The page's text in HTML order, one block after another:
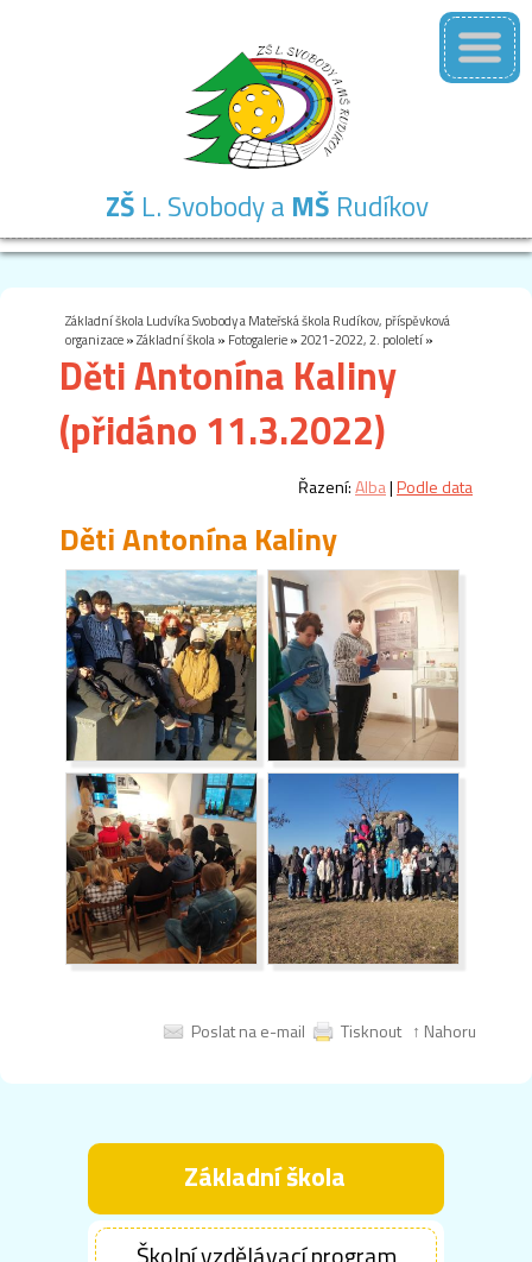
ZŠ L. Svobody a MŠ Rudíkov
Základní škola Ludvíka Svobody a Mateřská škola Rudíkov, příspěvková
organizace»Základní škola» Fotogalerie»2021-2022, 2. pololetí»
Děti Antonína Kaliny
(přidáno 11.3.2022)
Řazení:Alba|Podle data
Děti Antonína Kaliny
Poslat na e-mail Tisknout ↑ Nahoru
Základní škola